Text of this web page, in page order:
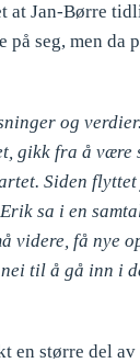
Jan-Børre
seg, men da
og
gikk fra å
Siden
sa i en
videre, få nye
til å gå inn i
en større del